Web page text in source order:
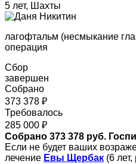
5 лет, Шахты
лагофтальм (несмыкание
операция
Сбор
завершен
Собрано
373 378 ₽
Требовалось
285 000 ₽
Собрано 373 378 руб.
Если не будет ваших
лечение Евы Щербак (6